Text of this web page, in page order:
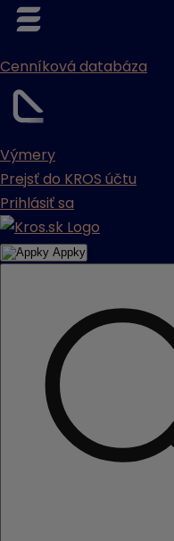
Cenníková databáza
Výmery
Prejsť do KROS účtu
Prihlásiť sa
Appky